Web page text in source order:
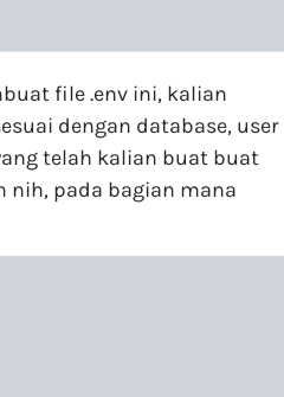
file .env ini, kalian
dengan database, user
telah kalian buat buat
nih, pada bagian mana